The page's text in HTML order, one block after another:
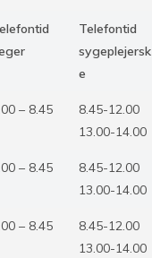
Telefontid
sygeplejersk
e
– 8.45
8.45-12.00
13.00-14.00
– 8.45
8.45-12.00
13.00-14.00
– 8.45
8.45-12.00
13.00-14.00